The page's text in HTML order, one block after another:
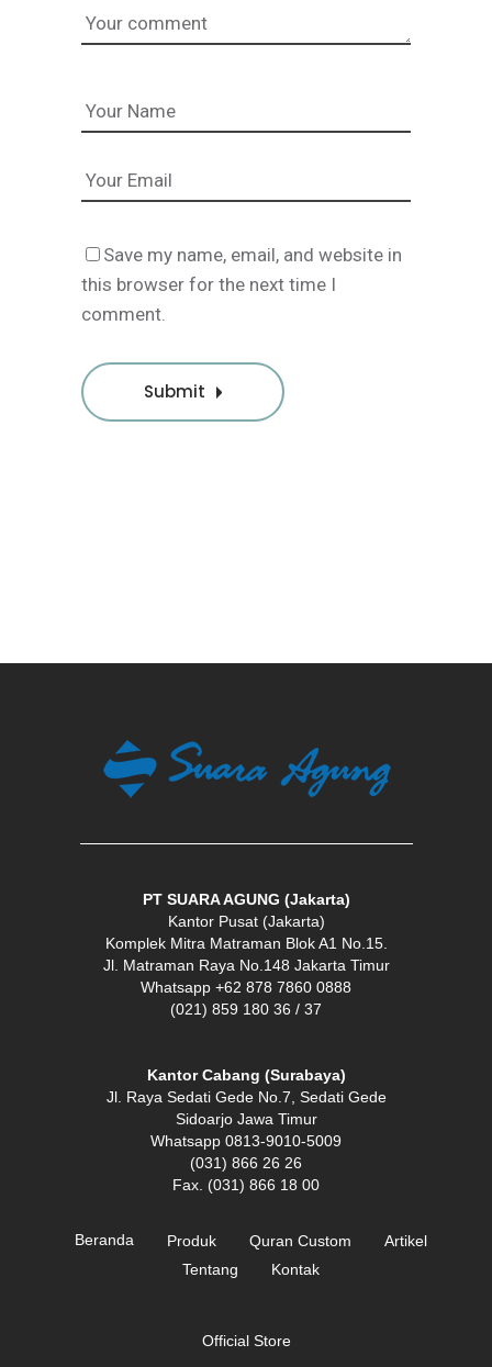
Save my name, email, and website in
this browser for the next time I
comment.
Submit
PT SUARA AGUNG (Jakarta)
Kantor Pusat (Jakarta)
Komplek Mitra Matraman Blok A1 No.15.
Jl. Matraman Raya No.148 Jakarta Timur
Whatsapp +62 878 7860 0888
(021) 859 180 36 / 37
Kantor Cabang (Surabaya)
Jl. Raya Sedati Gede No.7, Sedati Gede
Sidoarjo Jawa Timur
Whatsapp 0813-9010-5009
(031) 866 26 26
Fax. (031) 866 18 00
Beranda Produk Quran Custom
Artikel
Tentang
Kontak
Official Store